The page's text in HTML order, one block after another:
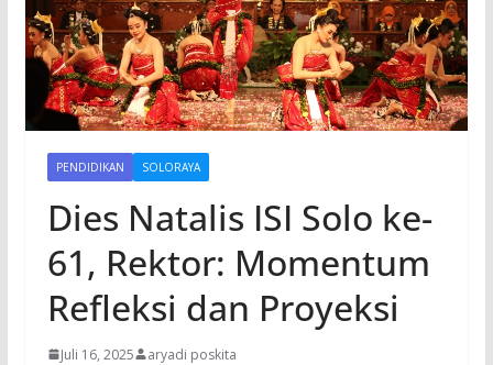
PENDIDIKAN SOLORAYA
Dies Natalis ISI Solo ke-
61, Rektor: Momentum
Refleksi dan Proyeksi
Juli 16, 2025 aryadi poskita